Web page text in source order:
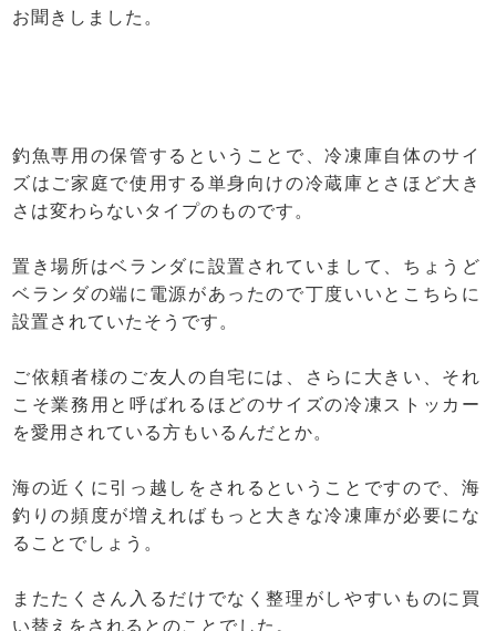
お聞きしました。
釣魚専用の保管するということで、冷凍庫自体のサイ
ズはご家庭で使用する単身向けの冷蔵庫とさほど大き
さは変わらないタイプのものです。
置き場所はベランダに設置されていまして、ちょうど
ベランダの端に電源があったので丁度いいとこちらに
設置されていたそうです。
ご依頼者様のご友人の自宅には、さらに大きい、それ
こそ業務用と呼ばれるほどのサイズの冷凍ストッカー
を愛用されている方もいるんだとか。
海の近くに引っ越しをされるということですので、海
釣りの頻度が増えればもっと大きな冷凍庫が必要にな
ることでしょう。
またたくさん入るだけでなく整理がしやすいものに買
い替えをされるとのことでした。